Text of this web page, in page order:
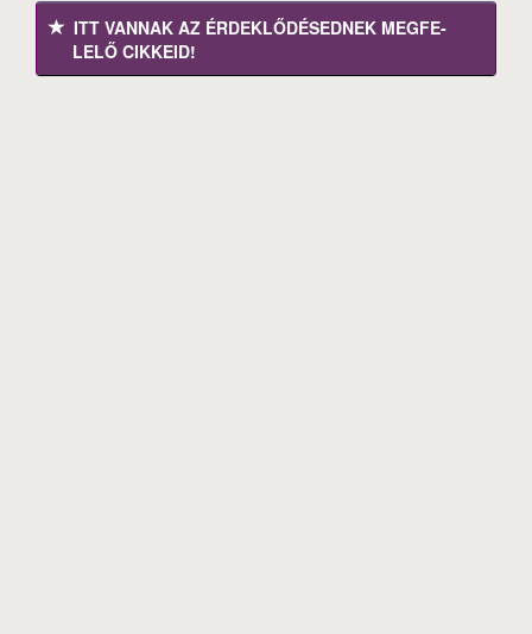
ITT VANNAK AZ ÉRDEK­LŐDÉ­SEDNEK MEGFE­
LELŐ CIKKEID!